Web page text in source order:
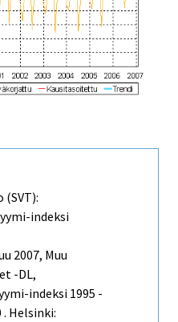
indeksi
2007, Muu
-DL,
indeksi 1995 -
. Helsinki: